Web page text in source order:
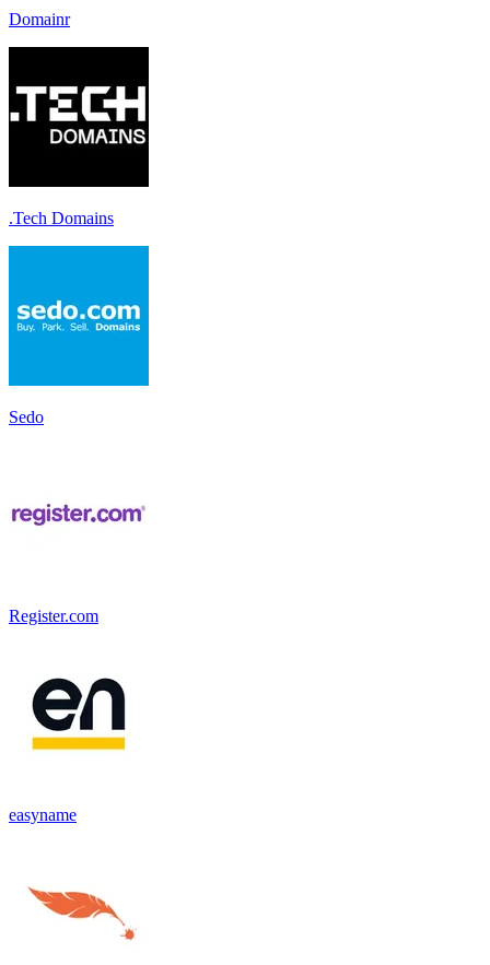
Domainr
.Tech Domains
Sedo
Register.com
easyname